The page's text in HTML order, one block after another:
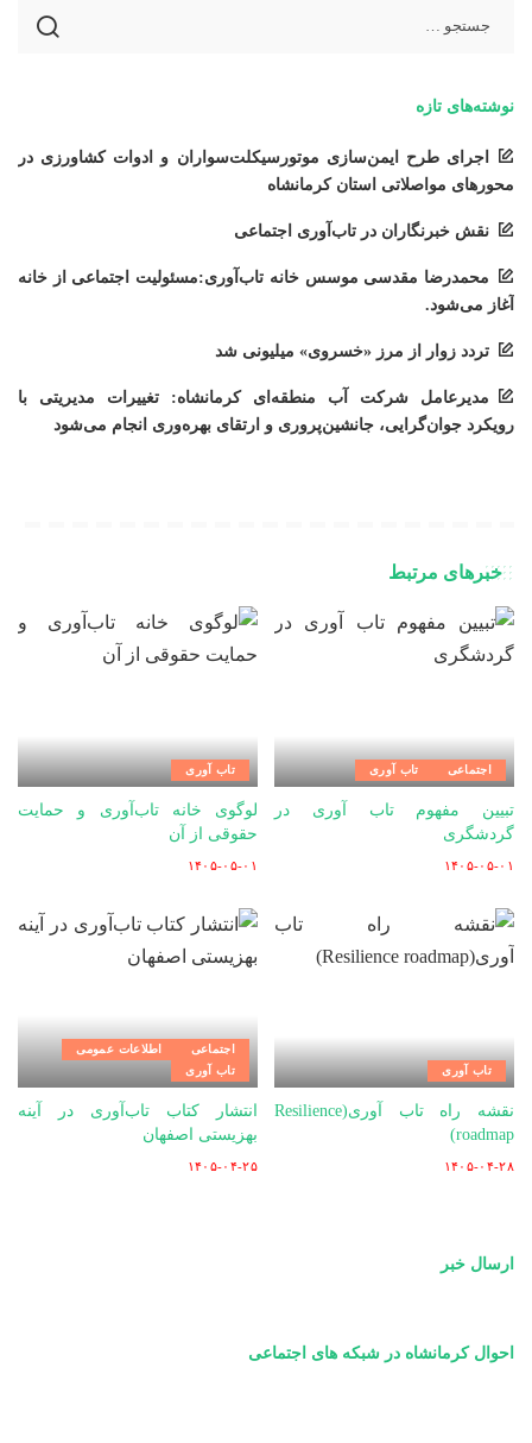
نوشته‌های تازه
اجرای طرح ایمن‌سازی موتورسیکلت‌سواران و ادوات کشاورزی در
محورهای مواصلاتی استان کرمانشاه
نقش خبرنگاران در تاب‌آوری اجتماعی
محمدرضا مقدسی موسس خانه تاب‌آوری:مسئولیت اجتماعی از خانه
آغاز می‌شود.
تردد زوار از مرز «خسروی» میلیونی شد
مدیرعامل شرکت آب منطقه‌ای کرمانشاه: تغییرات مدیریتی با
رویکرد جوان‌گرایی، جانشین‌پروری و ارتقای بهره‌وری انجام می‌شود
خبرهای مرتبط
اجتماعی تاب آوری
تبیین مفهوم تاب آوری در
گردشگری
۱۴۰۵-۰۵-۰۱
تاب آوری
لوگوی خانه تاب‌آوری و حمایت
حقوقی از آن
۱۴۰۵-۰۵-۰۱
تاب آوری
نقشه راه تاب آوری(Resilience
roadmap)
۱۴۰۵-۰۴-۲۸
اجتماعی
اطلاعات عمومی
تاب آوری
انتشار کتاب تاب‌آوری در آینه
بهزیستی اصفهان
۱۴۰۵-۰۴-۲۵
ارسال خبر
احوال کرمانشاه در شبکه های اجتماعی